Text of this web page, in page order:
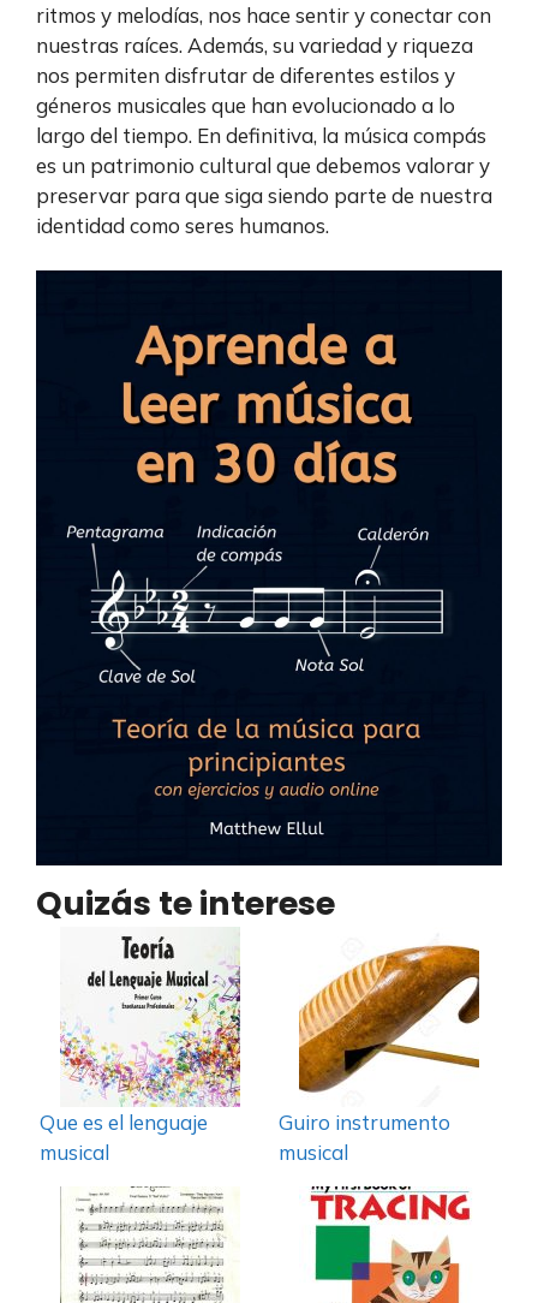
ritmos y melodías, nos hace sentir y conectar con
nuestras raíces. Además, su variedad y riqueza
nos permiten disfrutar de diferentes estilos y
géneros musicales que han evolucionado a lo
largo del tiempo. En definitiva, la música compás
es un patrimonio cultural que debemos valorar y
preservar para que siga siendo parte de nuestra
identidad como seres humanos.
Quizás te interese
Que es el lenguaje
musical
Guiro instrumento
musical